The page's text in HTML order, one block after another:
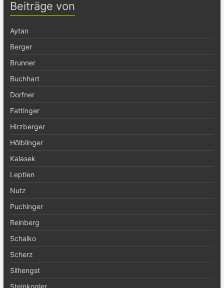
Beiträge von
Aytan
Berger
Brunner
Buchhart
Dorfner
Fattinger
Hirzberger
Hölblinger
Kalasek
Leptien
Nutz
Puchinger
Reinberg
Schalko
Scherz
Silhengst